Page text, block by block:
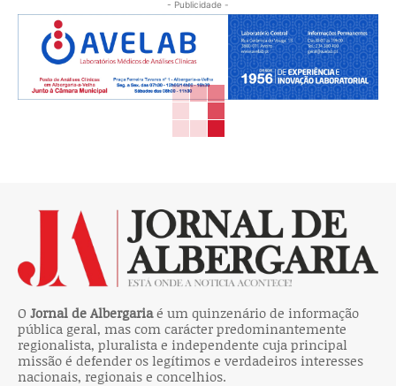
- Publicidade -
O Jornal de Albergariaé um quinzenário de informação
pública geral, mas com carácter predominantemente
regionalista, pluralista e independente cuja principal
missão é defender os legítimos e verdadeiros interesses
nacionais, regionais e concelhios.